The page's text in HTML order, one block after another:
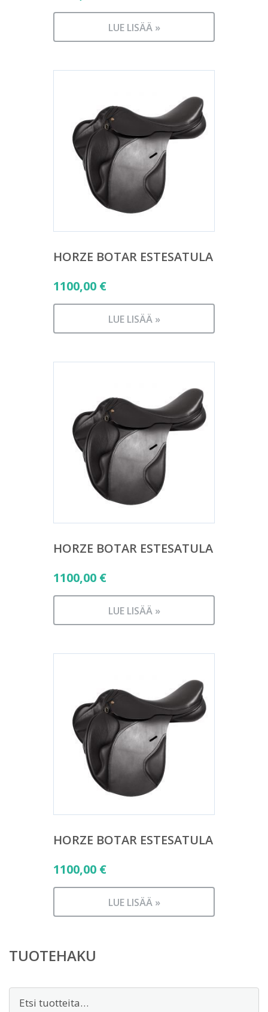
LUE LISÄÄ »
HORZE BOTAR ESTESATULA
1100,00 €
LUE LISÄÄ »
HORZE BOTAR ESTESATULA
1100,00 €
LUE LISÄÄ »
HORZE BOTAR ESTESATULA
1100,00 €
LUE LISÄÄ »
TUOTEHAKU